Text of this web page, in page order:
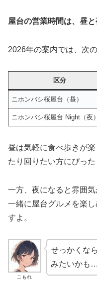
屋台の営業時間は、昼
2026年の案内では、次
区分
ニホンバシ桜屋台（昼）
ニホンバシ桜屋台 Night（夜）
昼は気軽に食べ歩きが
たり回りたい方にぴった
一方、夜になると雰囲
一緒に屋台グルメを楽
すよ。
こもれ
せっかくな
みたいかも…